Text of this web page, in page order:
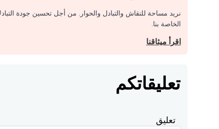
نريد مساحة للنقاش والتبادل والحوار. من أجل تحسين جودة
الخاصة بنا.
اقرأ ميثاقنا
تعليقاتكم
تعليق